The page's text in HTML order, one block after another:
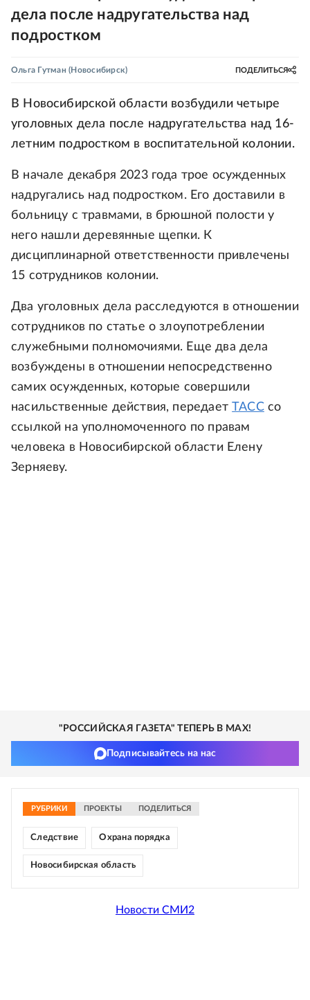
дела после надругательства над
подростком
Ольга Гутман (Новосибирск) ПОДЕЛИТЬСЯ
В Новосибирской области возбудили четыре
уголовных дела после надругательства над 16-
летним подростком в воспитательной колонии.
В начале декабря 2023 года трое осужденных
надругались над подростком. Его доставили в
больницу с травмами, в брюшной полости у
него нашли деревянные щепки. К
дисциплинарной ответственности привлечены
15 сотрудников колонии.
Два уголовных дела расследуются в отношении
сотрудников по статье о злоупотреблении
служебными полномочиями. Еще два дела
возбуждены в отношении непосредственно
самих осужденных, которые совершили
насильственные действия, передаетТАССсо
ссылкой на уполномоченного по правам
человека в Новосибирской области Елену
Зерняеву.
"РОССИЙСКАЯ ГАЗЕТА" ТЕПЕРЬ В MAX!
Подписывайтесь на нас
РУБРИКИ ПРОЕКТЫ ПОДЕЛИТЬСЯ
Следствие Охрана порядка
Новосибирская область
Новости СМИ2